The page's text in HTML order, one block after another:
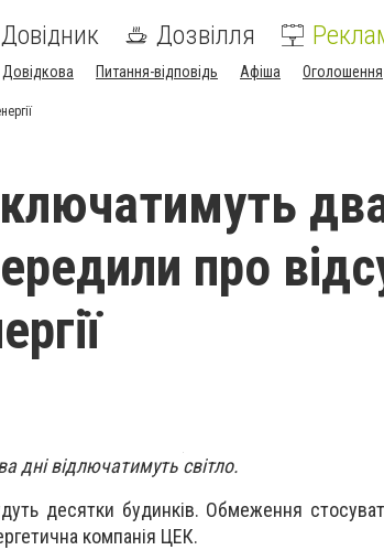
Довідник Дозвілля
Довідкова Питання-відповідь Афіша Оголошення
про
дні відлючатимуть світло.
десятки будинків. Обмеження
компанія ЦЕК.